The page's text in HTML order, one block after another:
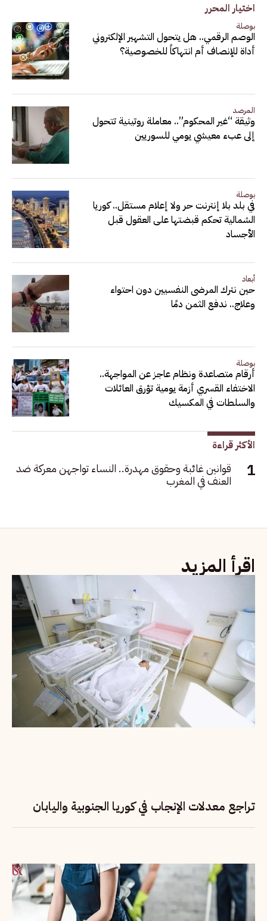
اختيار المحرر
بوصلة
الوصم الرقمي.. هل يتحول التشهير الإلكتروني
أداة للإنصاف أم انتهاكاً للخصوصية؟
المرصد
وثيقة “غير المحكوم”.. معاملة روتينية تتحول
إلى عبء معيشي يومي للسوريين
بوصلة
في بلد بلا إنترنت حر ولا إعلام مستقل.. كوريا
الشمالية تحكم قبضتها على العقول قبل
الأجساد
أبعاد
حين نترك المرضى النفسيين دون احتواء
وعلاج.. ندفع الثمن دمًا
بوصلة
أرقام متصاعدة ونظام عاجز عن المواجهة..
الاختفاء القسري أزمة يومية تؤرق العائلات
والسلطات في المكسيك
الأكثر قراءة
قوانين غائبة وحقوق مهدرة.. النساء تواجهن معركة ضد
العنف في المغرب
اقرأ المزيد
تراجع معدلات الإنجاب في كوريا الجنوبية واليابان